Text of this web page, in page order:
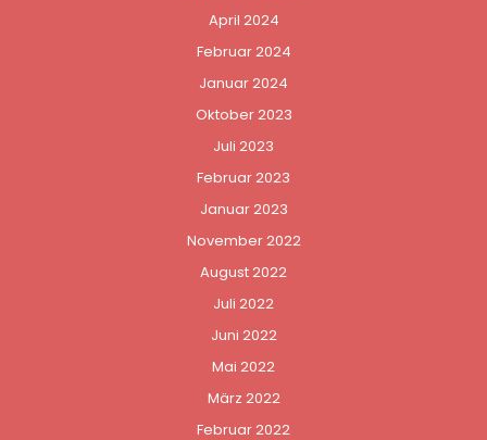
April 2024
Februar 2024
Januar 2024
Oktober 2023
Juli 2023
Februar 2023
Januar 2023
November 2022
August 2022
Juli 2022
Juni 2022
Mai 2022
März 2022
Februar 2022